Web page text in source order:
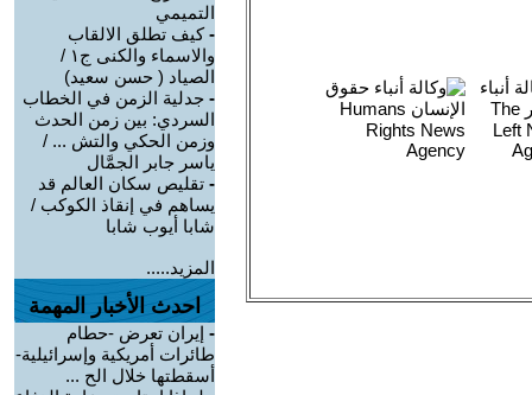
التميمي
-كيف تطلق الالقاب
والاسماء والكنى ج١ /
الصياد ‏( حسن سعيد‏)
- جدلية الزمن في الخطاب
السردي: بين زمن الحدث
وزمن الحكي والتش ... /
ياسر جابر الجمَّال
- تقليص سكان العالم قد
يساهم في إنقاذ الكوكب /
شابا أيوب شابا
المزيد.....
احدث الأخبار المهمة
- إيران تعرض -حطام
طائرات أمريكية وإسرائيلية-
أسقطتها خلال الح ...